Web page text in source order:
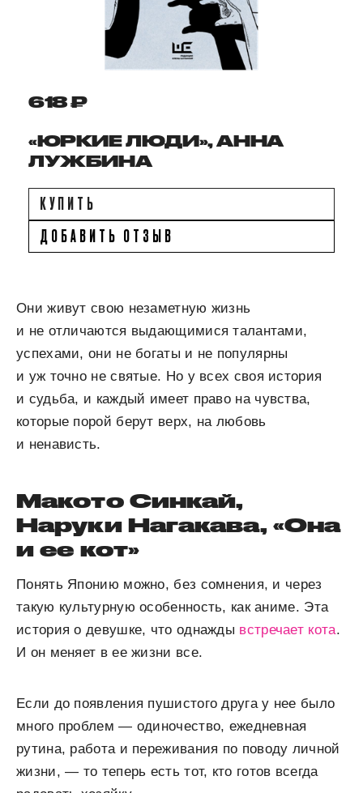
618 ₽
«ЮРКИЕ ЛЮДИ», АННА
ЛУЖБИНА
КУПИТЬ
ДОБАВИТЬ ОТЗЫВ
Они живут свою незаметную жизнь
и не отличаются выдающимися талантами,
успехами, они не богаты и не популярны
и уж точно не святые. Но у всех своя история
и судьба, и каждый имеет право на чувства,
которые порой берут верх, на любовь
и ненависть.
Макото Синкай,
Наруки Нагакава, «Она
и ее кот»
Понять Японию можно, без сомнения, и через
такую культурную особенность, как аниме. Эта
история о девушке, что однажды встречает кота.
И он меняет в ее жизни все.
Если до появления пушистого друга у нее было
много проблем — одиночество, ежедневная
рутина, работа и переживания по поводу личной
жизни, — то теперь есть тот, кто готов всегда